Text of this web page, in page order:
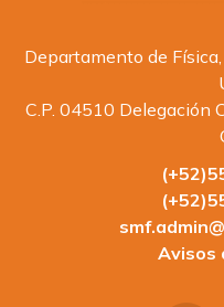
Departamento de
C.P. 04510 Delegación
Avisos